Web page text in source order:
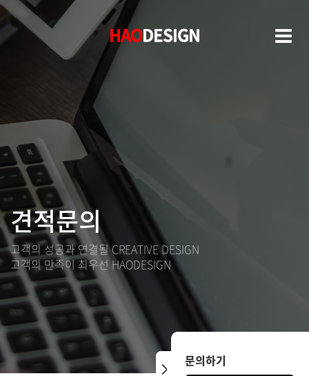
HAODESIGN
문의하기
HAODESIGN
문의하기
견적문의
고객의 성공과 연결될 CREATIVE DESIGN
고객의 만족이 최우선 HAODESIGN